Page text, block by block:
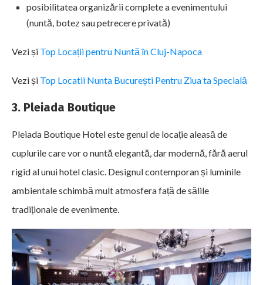
posibilitatea organizării complete a evenimentului
(nuntă, botez sau petrecere privată)
Vezi și Top Locații pentru Nuntă în Cluj-Napoca
Vezi și Top Locatii Nunta București Pentru Ziua ta Specială
3. Pleiada Boutique
Pleiada Boutique Hotel este genul de locație aleasă de
cuplurile care vor o nuntă elegantă, dar modernă, fără aerul
rigid al unui hotel clasic. Designul contemporan și luminile
ambientale schimbă mult atmosfera față de sălile
tradiționale de evenimente.